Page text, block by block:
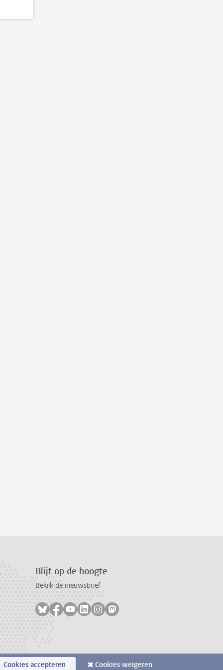
Blijf op de hoogte
Bekijk de nieuwsbrief
Volg ons op bluesky
Volg ons op facebook
Volg ons op youtube
Volg ons op linkedin
Volg ons op instagram
Volg ons op mastodon
Cookies accepteren Cookies weigeren